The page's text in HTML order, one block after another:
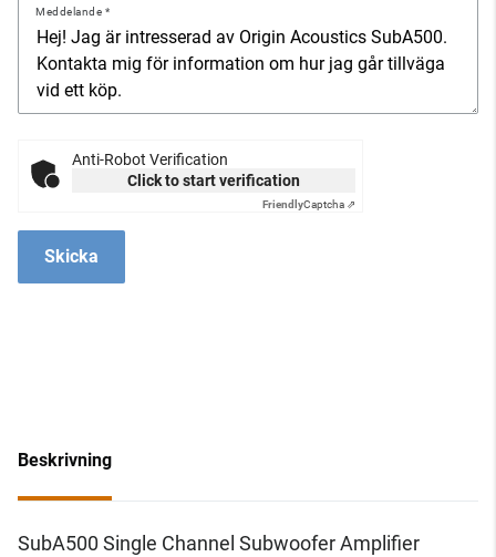
Meddelande
Anti-Robot Verification
Click to start verification
FriendlyCaptcha ⇗
Skicka
Beskrivning
SubA500 Single Channel Subwoofer Amplifier